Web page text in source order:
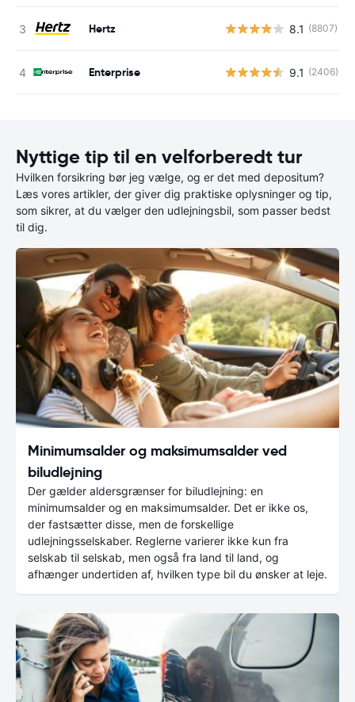
Hertz 8.1 (8807)
Enterprise 9.1 (2406)
Nyttige tip til en velforberedt tur
Hvilken forsikring bør jeg vælge, og er det med depositum?
Læs vores artikler, der giver dig praktiske oplysninger og tip,
som sikrer, at du vælger den udlejningsbil, som passer bedst
til dig.
Minimumsalder og maksimumsalder ved
biludlejning
Der gælder aldersgrænser for biludlejning: en
minimumsalder og en maksimumsalder. Det er ikke os,
der fastsætter disse, men de forskellige
udlejningsselskaber. Reglerne varierer ikke kun fra
selskab til selskab, men også fra land til land, og
afhænger undertiden af, hvilken type bil du ønsker at leje.